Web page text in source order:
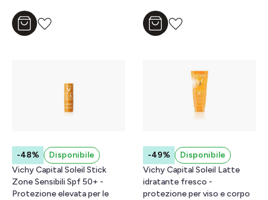
Aggiungi al carrello Aggiungi al carrello
-48%
Disponibile
Vichy Capital Soleil Stick
Zone Sensibili Spf 50+ -
Protezione elevata per le
-49%
Disponibile
Vichy Capital Soleil Latte
idratante fresco -
protezione per viso e corpo